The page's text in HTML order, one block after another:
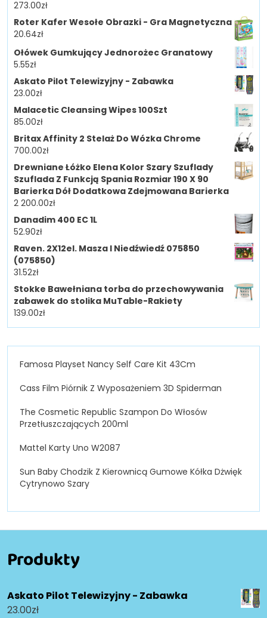
273.00zł
Roter Kafer Wesołe Obrazki - Gra Magnetyczna
20.64zł
Ołówek Gumkujący Jednorożec Granatowy
5.55zł
Askato Pilot Telewizyjny - Zabawka
23.00zł
Malacetic Cleansing Wipes 100Szt
85.00zł
Britax Affinity 2 Stelaż Do Wózka Chrome
700.00zł
Drewniane Łóżko Elena Kolor Szary Szuflady
Szuflada Z Funkcją Spania Rozmiar 190 X 90
Barierka Dół Dodatkowa Zdejmowana Barierka
2 200.00zł
Danadim 400 EC 1L
52.90zł
Raven. 2X12el. Masza I Niedźwiedź 075850
(075850)
31.52zł
Stokke Bawełniana torba do przechowywania
zabawek do stolika MuTable-Rakiety
139.00zł
Famosa Playset Nancy Self Care Kit 43Cm
Cass Film Piórnik Z Wyposażeniem 3D Spiderman
The Cosmetic Republic Szampon Do Włosów
Przetłuszczających 200ml
Mattel Karty Uno W2087
Sun Baby Chodzik Z Kierownicą Gumowe Kółka Dżwięk
Cytrynowo Szary
Produkty
Askato Pilot Telewizyjny - Zabawka
23.00zł